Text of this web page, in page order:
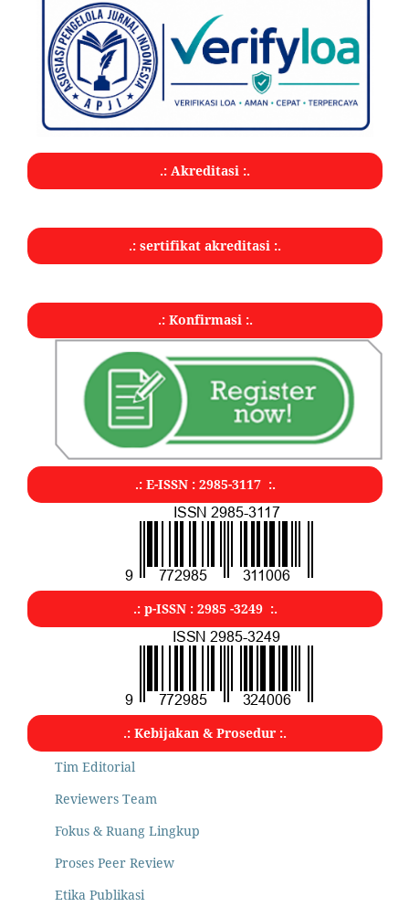
.: Akreditasi :.
.: sertifikat akreditasi :.
.: Konfirmasi :.
.: E-ISSN : 2985-3117 :.
.: p-ISSN : 2985 -3249 :.
.: Kebijakan & Prosedur :.
Tim Editorial
Reviewers Team
Fokus & Ruang Lingkup
Proses Peer Review
Etika Publikasi